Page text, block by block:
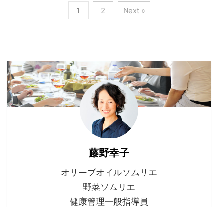
1 2 Next »
藤野幸子
オリーブオイルソムリエ
野菜ソムリエ
健康管理一般指導員